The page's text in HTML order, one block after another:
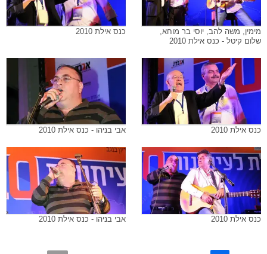
מימין, משה להב, יוסי בר מוחא,
שלום קיטל - כנס אילת 2010
כנס אילת 2010
כנס אילת 2010 אבי בניהו - כנס אילת 2010
כנס אילת 2010 אבי בניהו - כנס אילת 2010